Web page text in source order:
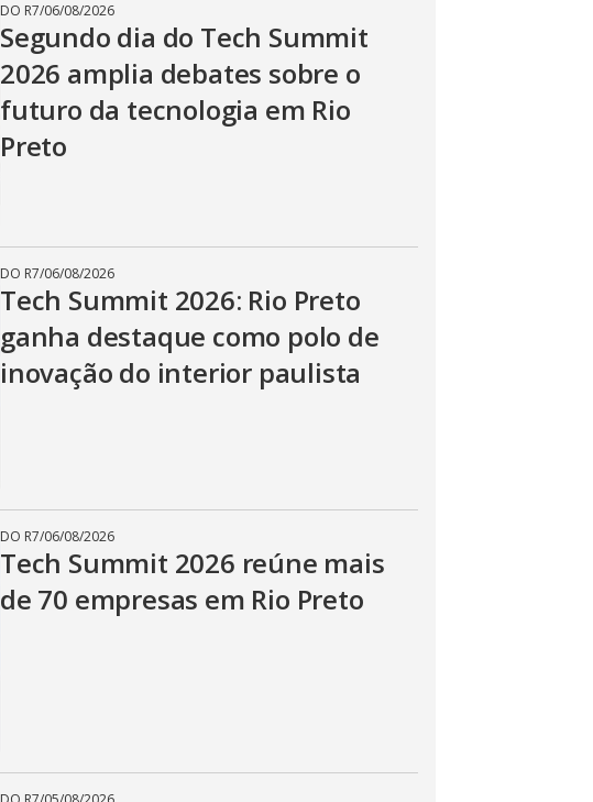
DO R7/06/08/2026
Segundo dia do Tech Summit
2026 amplia debates sobre o
futuro da tecnologia em Rio
Preto
DO R7/06/08/2026
Tech Summit 2026: Rio Preto
ganha destaque como polo de
inovação do interior paulista
DO R7/06/08/2026
Tech Summit 2026 reúne mais
de 70 empresas em Rio Preto